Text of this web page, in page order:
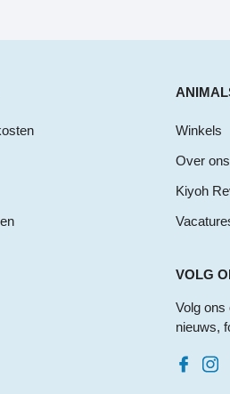
Winkels
Over ons
Kiyoh
VOLG
Volg ons
nieuws,